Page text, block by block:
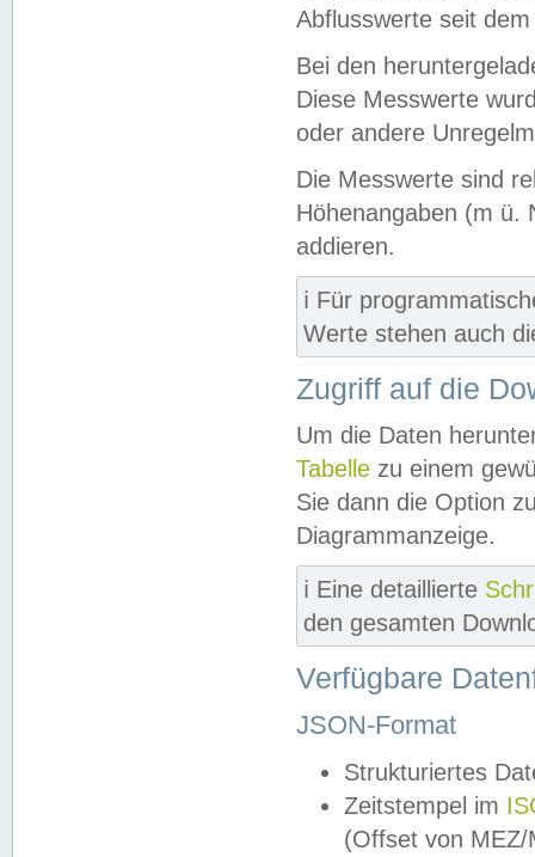
Abflusswerte seit
Bei den
Diese Messwerte
oder andere
Die Messwerte sind
Höhenangaben (m ü.
addieren.
ℹ️ Für
Werte stehen auch
Zugriff auf die
Um die Daten
Tabelle zu einem
Sie dann die Option
Diagrammanzeige.
ℹ️ Eine detaillierte
den gesamten
Verfügbare
JSON-Format
Strukturiertes
Zeitstempel im
(Offset von MEZ/